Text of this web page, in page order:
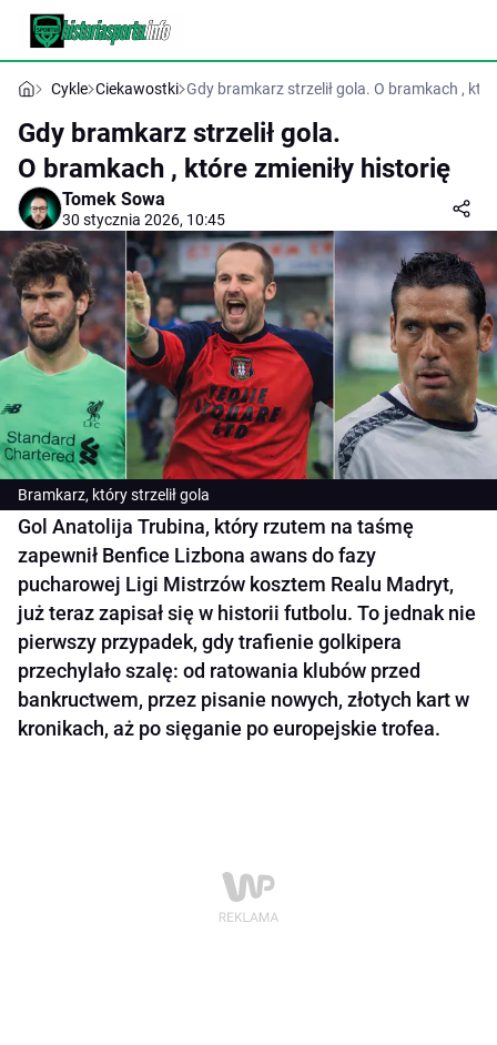
Cykle Ciekawostki Gdy bramkarz strzelił gola. O bramkach ,
Gdy bramkarz strzelił gola.
O bramkach , które zmieniły historię
Tomek Sowa
30 stycznia 2026, 10:45
Bramkarz, który strzelił gola
Gol Anatolija Trubina, który rzutem na taśmę
zapewnił Benfice Lizbona awans do fazy
pucharowej Ligi Mistrzów kosztem Realu Madryt,
już teraz zapisał się w historii futbolu. To jednak nie
pierwszy przypadek, gdy trafienie golkipera
przechylało szalę: od ratowania klubów przed
bankructwem, przez pisanie nowych, złotych kart w
kronikach, aż po sięganie po europejskie trofea.